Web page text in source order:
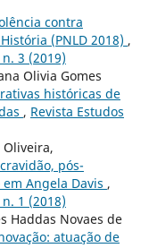
contra
(PNLD 2018) ,
3 (2019)
Olivia Gomes
históricas de
, Revista Estudos
pós-
Angela Davis ,
1 (2018)
Haddas Novaes de
atuação de